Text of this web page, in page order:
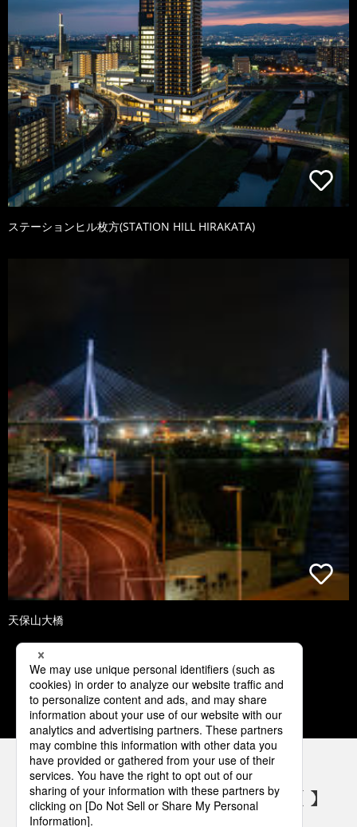
ステーションヒル枚方(STATION HILL HIRAKATA)
天保山大橋
1 2 3 4 5
パナソニックの電気設備 SNSアカウント